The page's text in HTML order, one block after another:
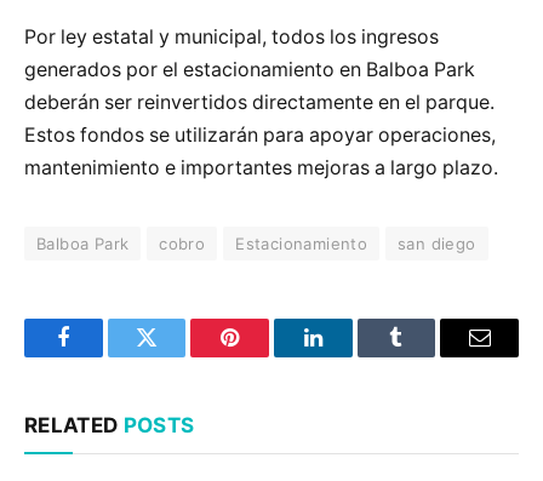
Por ley estatal y municipal, todos los ingresos
generados por el estacionamiento en Balboa Park
deberán ser reinvertidos directamente en el parque.
Estos fondos se utilizarán para apoyar operaciones,
mantenimiento e importantes mejoras a largo plazo.
Balboa Park cobro Estacionamiento san diego
FacebookTwitter Pinterest LinkedInTumblr Email
RELATED POSTS